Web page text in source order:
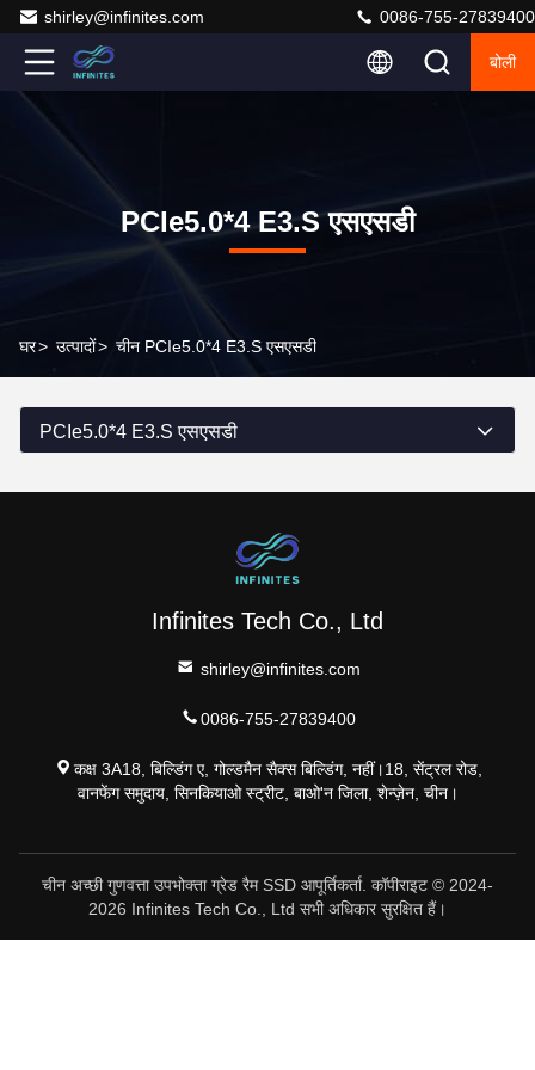
shirley@infinites.com 0086-755-27839400
बोली
PCIe5.0*4 E3.S एसएसडी
घर> उत्पादों> चीन PCIe5.0*4 E3.S एसएसडी
PCIe5.0*4 E3.S एसएसडी
Infinites Tech Co., Ltd
shirley@infinites.com
0086-755-27839400
कक्ष 3A18, बिल्डिंग ए, गोल्डमैन सैक्स बिल्डिंग, नहीं।18, सेंट्रल रोड,
वानफेंग समुदाय, सिनकियाओ स्ट्रीट, बाओ'न जिला, शेन्ज़ेन, चीन।
चीन अच्छी गुणवत्ता उपभोक्ता ग्रेड रैम SSD आपूर्तिकर्ता. कॉपीराइट © 2024-
2026 Infinites Tech Co., Ltd सभी अधिकार सुरक्षित हैं।